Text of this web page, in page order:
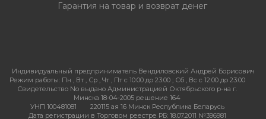
Гарантия на товар и возврат денег
Индивидуальный предприниматель Вендиловский Андрей Борисович
Режим работы: Пн , Вт , Ср , Чт , Пт c 10:00 до 23:00 ; Сб , Вс c 12:00 до 23:00
Свидетельство No выдано Администрацией Октябрьского р-на г.
Минска 18-04-2005 решение 164
УНП 100481081
220115 ая 16 Минск Республика Беларусь
Дата регистрации в Торговом реестре РБ: 18.07.2011 №396981